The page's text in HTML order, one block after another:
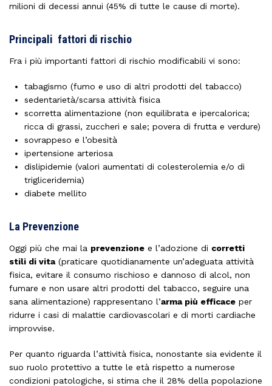
milioni di decessi annui (45% di tutte le cause di morte).
Principali fattori di rischio
Fra i più importanti fattori di rischio modificabili vi sono:
tabagismo (fumo e uso di altri prodotti del tabacco)
sedentarietà/scarsa attività fisica
scorretta alimentazione (non equilibrata e ipercalorica;
ricca di grassi, zuccheri e sale; povera di frutta e verdure)
sovrappeso e l’obesità
ipertensione arteriosa
dislipidemie (valori aumentati di colesterolemia e/o di
trigliceridemia)
diabete mellito
La Prevenzione
Oggi più che mai la prevenzione e l’adozione di corretti
stili di vita(praticare quotidianamente un’adeguata attività
fisica, evitare il consumo rischioso e dannoso di alcol, non
fumare e non usare altri prodotti del tabacco, seguire una
sana alimentazione) rappresentano l’arma più efficace per
ridurre i casi di malattie cardiovascolari e di morti cardiache
improvvise.
Per quanto riguarda l’attività fisica, nonostante sia evidente il
suo ruolo protettivo a tutte le età rispetto a numerose
condizioni patologiche, si stima che il 28% della popolazione